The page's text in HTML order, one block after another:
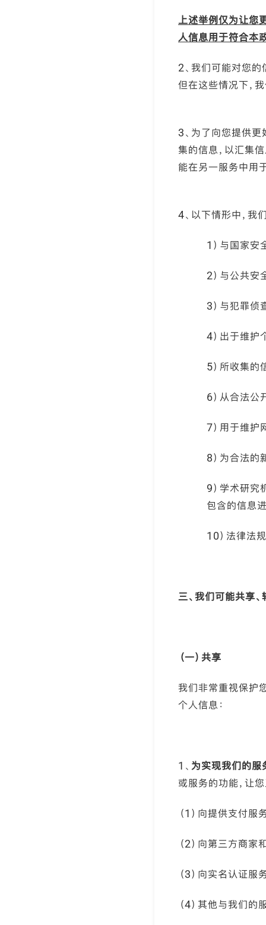
上述举例仅为让您
人信息用于符合本
2、我们可能对您
但在这些情况下，
3、为了向您提供
集的信息，以汇集
能在另一服务中用
4、以下情形中，我
1）与国家安
2）与公共安
3）与犯罪侦
4）出于维护
5）所收集的
6）从合法公
7）用于维护
8）为合法的
9）学术研究
包含的信息
10）法律法
三、我们可能共享
（一）共享
我们非常重视保护
个人信息：
1、 为实现我们的
或服务的功能，让
（1）向提供支付
（2）向第三方商
（3）向实名认证服
（4）其他与我们